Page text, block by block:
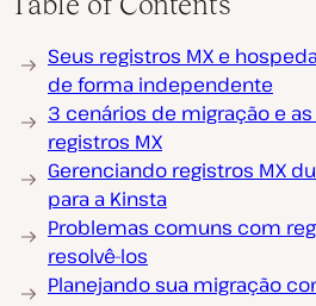
Seus registros MX e
de forma independente
3 cenários de migração e
registros MX
Gerenciando registros MX
para a Kinsta
Problemas comuns com
resolvê-los
Planejando sua migração